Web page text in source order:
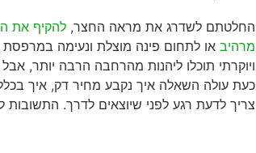
החלטתם לשדרג את מראה החצר, להקיף את
מרהיב או לתחום פינה מוצלת ונעימה
ויוקרתי תוכלו ליהנות מהרחבה הרבה יותר,
כעת עולה השאלה איך נקבע מחיר דק, איך
צריך לדעת רגע לפני שיוצאים לדרך. התשובות